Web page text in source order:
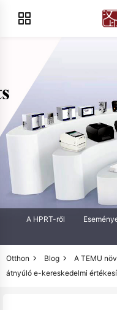
A HPRT-ről
Otthon Blog
A TEMU
átnyúló e-kereskedelmi